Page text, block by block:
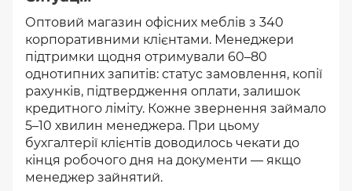
Оптовий магазин офісних меблів з 340
корпоративними клієнтами. Менеджери
підтримки щодня отримували 60–80
однотипних запитів: статус замовлення, копії
рахунків, підтвердження оплати, залишок
кредитного ліміту. Кожне звернення займало
5–10 хвилин менеджера. При цьому
бухгалтерії клієнтів доводилось чекати до
кінця робочого дня на документи — якщо
менеджер зайнятий.